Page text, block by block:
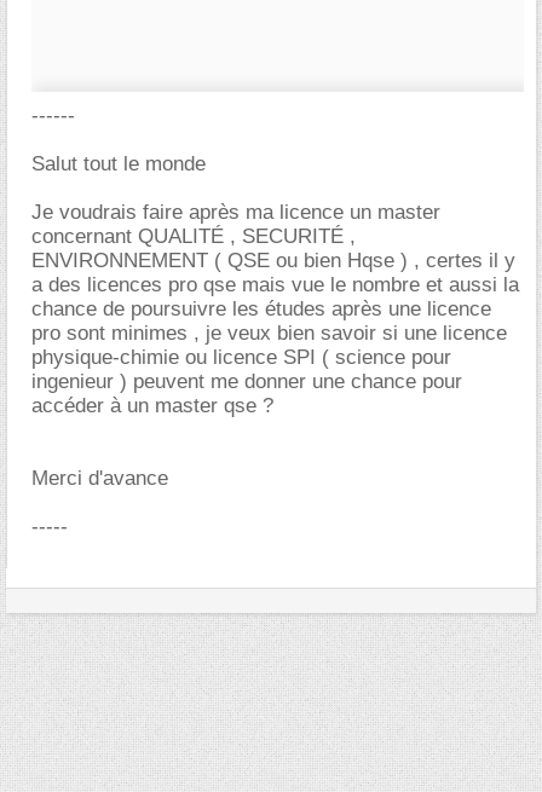
------
Salut tout le monde
Je voudrais faire après ma licence un master
concernant QUALITÉ , SECURITÉ ,
ENVIRONNEMENT ( QSE ou bien Hqse ) , certes il y
a des licences pro qse mais vue le nombre et aussi la
chance de poursuivre les études après une licence
pro sont minimes , je veux bien savoir si une licence
physique-chimie ou licence SPI ( science pour
ingenieur ) peuvent me donner une chance pour
accéder à un master qse ?
Merci d'avance
-----